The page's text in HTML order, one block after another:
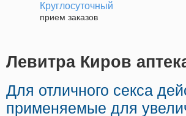
Круглосуточный
прием заказов
Левитра Киров
Для отличного секса
применяемые для